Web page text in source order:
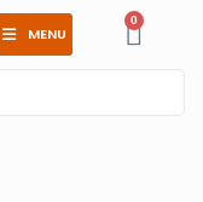
MENU
0